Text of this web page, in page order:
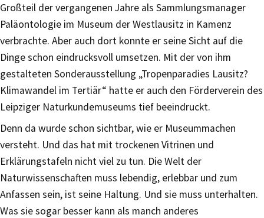
Großteil der vergangenen Jahre als Sammlungsmanager
Paläontologie im Museum der Westlausitz in Kamenz
verbrachte. Aber auch dort konnte er seine Sicht auf die
Dinge schon eindrucksvoll umsetzen. Mit der von ihm
gestalteten Sonderausstellung „Tropenparadies Lausitz?
Klimawandel im Tertiär“ hatte er auch den Förderverein des
Leipziger Naturkundemuseums tief beeindruckt.
Denn da wurde schon sichtbar, wie er Museummachen
versteht. Und das hat mit trockenen Vitrinen und
Erklärungstafeln nicht viel zu tun. Die Welt der
Naturwissenschaften muss lebendig, erlebbar und zum
Anfassen sein, ist seine Haltung. Und sie muss unterhalten.
Was sie sogar besser kann als manch anderes